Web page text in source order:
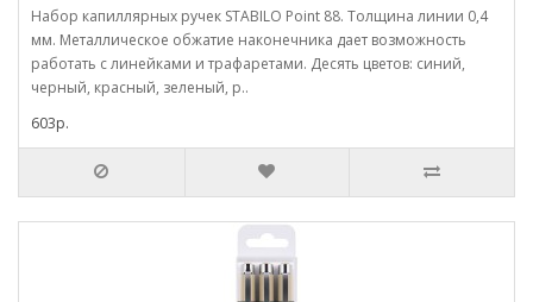
Набор капиллярных ручек STABILO Point 88. Толщина линии 0,4
мм. Металлическое обжатие наконечника дает возможность
работать с линейками и трафаретами. Десять цветов: синий,
черный, красный, зеленый, р..
603р.